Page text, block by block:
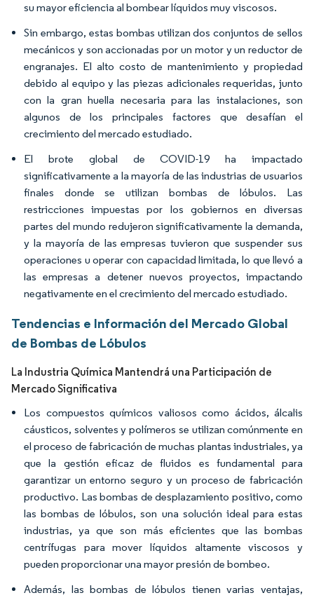
su mayor eficiencia al bombear líquidos muy viscosos.
Sin embargo, estas bombas utilizan dos conjuntos de sellos
mecánicos y son accionadas por un motor y un reductor de
engranajes. El alto costo de mantenimiento y propiedad
debido al equipo y las piezas adicionales requeridas, junto
con la gran huella necesaria para las instalaciones, son
algunos de los principales factores que desafían el
crecimiento del mercado estudiado.
El brote global de COVID-19 ha impactado
significativamente a la mayoría de las industrias de usuarios
finales donde se utilizan bombas de lóbulos. Las
restricciones impuestas por los gobiernos en diversas
partes del mundo redujeron significativamente la demanda,
y la mayoría de las empresas tuvieron que suspender sus
operaciones u operar con capacidad limitada, lo que llevó a
las empresas a detener nuevos proyectos, impactando
negativamente en el crecimiento del mercado estudiado.
Tendencias e Información del Mercado Global
de Bombas de Lóbulos
La Industria Química Mantendrá una Participación de
Mercado Significativa
Los compuestos químicos valiosos como ácidos, álcalis
cáusticos, solventes y polímeros se utilizan comúnmente en
el proceso de fabricación de muchas plantas industriales, ya
que la gestión eficaz de fluidos es fundamental para
garantizar un entorno seguro y un proceso de fabricación
productivo. Las bombas de desplazamiento positivo, como
las bombas de lóbulos, son una solución ideal para estas
industrias, ya que son más eficientes que las bombas
centrífugas para mover líquidos altamente viscosos y
pueden proporcionar una mayor presión de bombeo.
Además, las bombas de lóbulos tienen varias ventajas,